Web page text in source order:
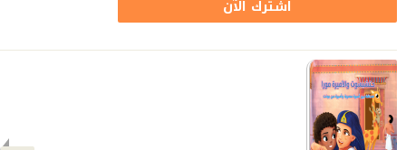
اشترك الآن